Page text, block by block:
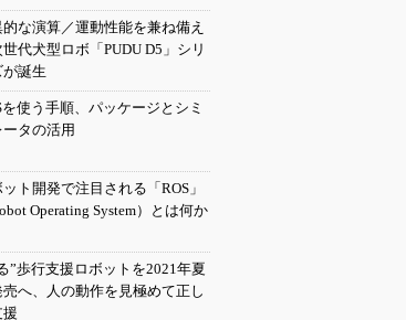
な演算／運動性能を兼ね備え
世代犬型ロボ「PUDU D5」シリ
が誕生
を使う手順、パッケージとシミ
ータの活用
ット開発で注目される「ROS」
Operating System）とは何か
”歩行支援ロボットを2021年夏
売へ、人の動作を見極めて正し
援